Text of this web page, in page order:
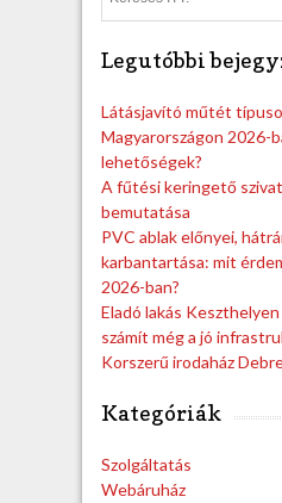
Legutóbbi
Látásjavító műtét
Magyarországon 2026-
lehetőségek?
A fűtési keringető
bemutatása
PVC ablak előnyei,
karbantartása: mit
2026-ban?
Eladó lakás
számít még a jó
Korszerű irodaház
Kategóriák
Szolgáltatás
Webáruház